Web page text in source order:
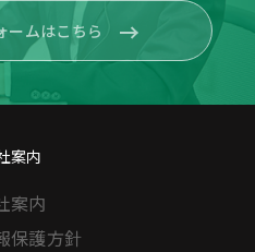
ームはこちら
案内
案内
保護方針